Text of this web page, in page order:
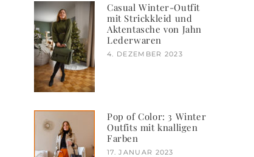
Casual Winter-Outfit
mit Strickkleid und
Aktentasche von Jahn
Lederwaren
4. DEZEMBER 2023
Pop of Color: 3 Winter
Outfits mit knalligen
Farben
17. JANUAR 2023